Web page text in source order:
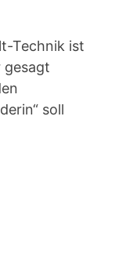
Technik ist
gesagt
soll